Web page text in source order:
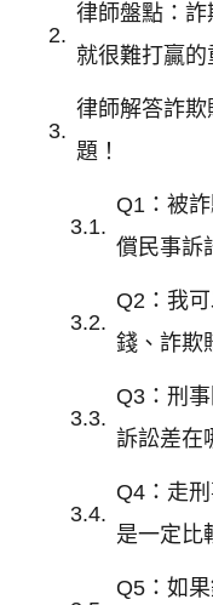
律師盤點：
就很難打贏的
律師解答詐
題！
Q1：被
償民事訴
Q2：我
錢、詐欺
Q3：刑
訴訟差在
Q4：走
是一定比
Q5：如